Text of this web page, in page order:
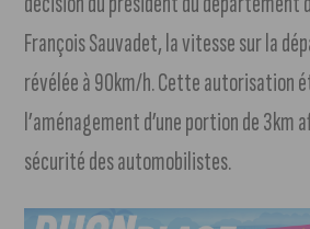
François Sauvadet, la vitesse sur la
révélée à 90km/h. Cette autorisation
l’aménagement d’une portion de 3km
sécurité des automobilistes.